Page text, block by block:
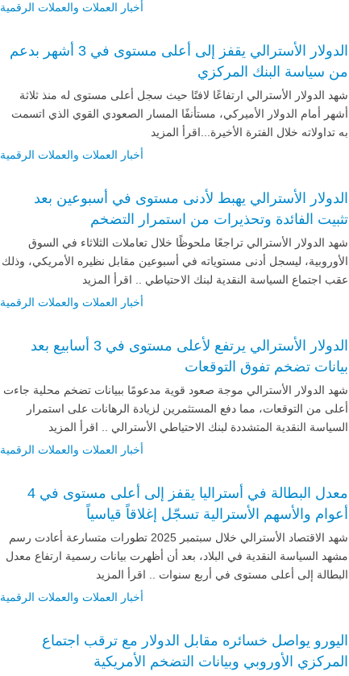
أخبار العملات والعملات الرقمية
الدولار الأسترالي يقفز إلى أعلى مستوى في 3 أشهر بدعم
من سياسة البنك المركزي
شهد الدولار الأسترالي ارتفاعًا لافتًا حيث سجل أعلى مستوى له منذ ثلاثة
أشهر أمام الدولار الأميركي، مستأنفًا المسار الصعودي القوي الذي اتسمت
به تداولاته خلال الفترة الأخيرة...اقرأ المزيد
أخبار العملات والعملات الرقمية
الدولار الأسترالي يهبط لأدنى مستوى في أسبوعين بعد
تثبيت الفائدة وتحذيرات من استمرار التضخم
شهد الدولار الأسترالي تراجعًا ملحوظًا خلال تعاملات الثلاثاء في السوق
الأوروبية، ليسجل أدنى مستوياته في أسبوعين مقابل نظيره الأمريكي، وذلك
عقب اجتماع السياسة النقدية لبنك الاحتياطي .. اقرأ المزيد
أخبار العملات والعملات الرقمية
الدولار الأسترالي يرتفع لأعلى مستوى في 3 أسابيع بعد
بيانات تضخم تفوق التوقعات
شهد الدولار الأسترالي موجة صعود قوية مدعومًا ببيانات تضخم محلية جاءت
أعلى من التوقعات، مما دفع المستثمرين لزيادة الرهانات على استمرار
السياسة النقدية المتشددة لبنك الاحتياطي الأسترالي .. اقرأ المزيد
أخبار العملات والعملات الرقمية
معدل البطالة في أستراليا يقفز إلى أعلى مستوى في 4
أعوام والأسهم الأسترالية تسجّل إغلاقاً قياسياً
شهد الاقتصاد الأسترالي خلال سبتمبر 2025 تطورات متسارعة أعادت رسم
مشهد السياسة النقدية في البلاد، بعد أن أظهرت بيانات رسمية ارتفاع معدل
البطالة إلى أعلى مستوى في أربع سنوات .. اقرأ المزيد
أخبار العملات والعملات الرقمية
اليورو يواصل خسائره مقابل الدولار مع ترقب اجتماع
المركزي الأوروبي وبيانات التضخم الأمريكية